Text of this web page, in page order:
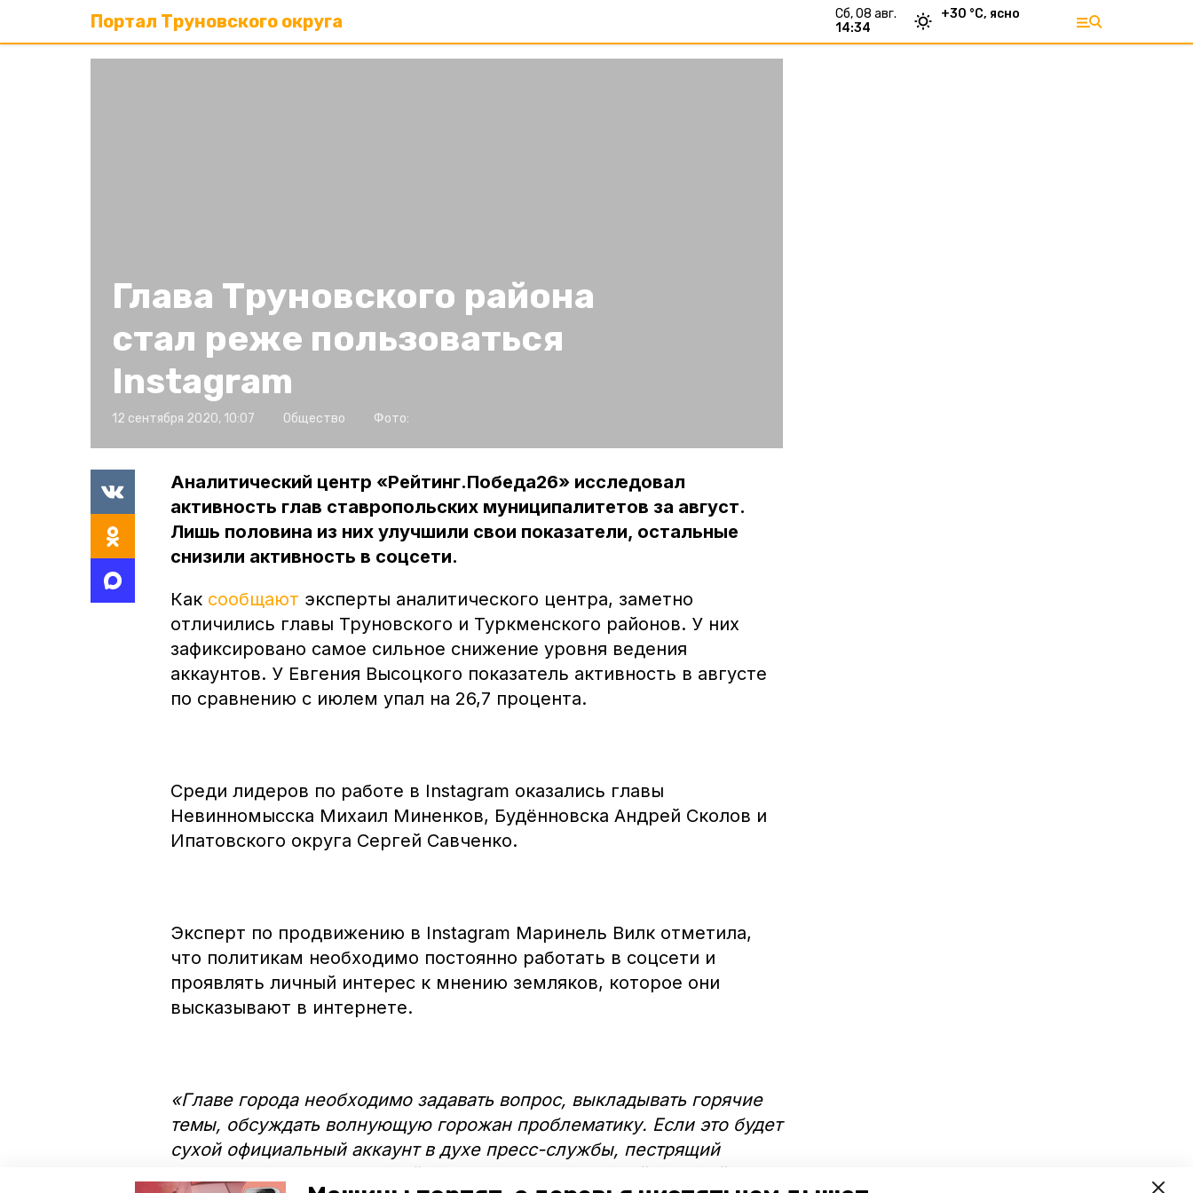
Портал Труновского округа
сб, 08 авг.
14:34
+30 °С, ясно
Глава Труновского района
стал реже пользоваться
Instagram
12 сентября 2020, 10:07 Общество Фото:
Аналитический центр «Рейтинг.Победа26» исследовал
активность глав ставропольских муниципалитетов за август.
Лишь половина из них улучшили свои показатели, остальные
снизили активность в соцсети.
Как сообщают эксперты аналитического центра, заметно
отличились главы Труновского и Туркменского районов. У них
зафиксировано самое сильное снижение уровня ведения
аккаунтов. У Евгения Высоцкого показатель активность в августе
по сравнению с июлем упал на 26,7 процента.
Среди лидеров по работе в Instagram оказались главы
Невинномысска Михаил Миненков, Будённовска Андрей Сколов и
Ипатовского округа Сергей Савченко.
Эксперт по продвижению в Instagram Маринель Вилк отметила,
что политикам необходимо постоянно работать в соцсети и
проявлять личный интерес к мнению земляков, которое они
высказывают в интернете.
«Главе города необходимо задавать вопрос, выкладывать горячие
темы, обсуждать волнующую горожан проблематику. Если это будет
сухой официальный аккаунт в духе пресс-службы, пестрящий
официозом, канцелярщиной и далёких от обывателей событий, это